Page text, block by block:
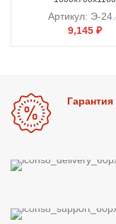
Артикул: Э-
9,145 ₽